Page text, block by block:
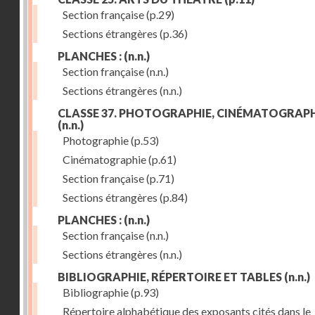
Section française(p.29)
Sections étrangères (p.36)
PLANCHES : (n.n.)
Section française(n.n.)
Sections étrangères (n.n.)
CLASSE 37. PHOTOGRAPHIE,
(n.n.)
Photographie(p.53)
Cinématographie(p.61)
Section française(p.71)
Sections étrangères (p.84)
PLANCHES : (n.n.)
Section française(n.n.)
Sections étrangères (n.n.)
BIBLIOGRAPHIE, RÉPERTOIRE ET TABLES (n.n.)
Bibliographie(p.93)
Répertoire alphabétique des exposants cités dans le